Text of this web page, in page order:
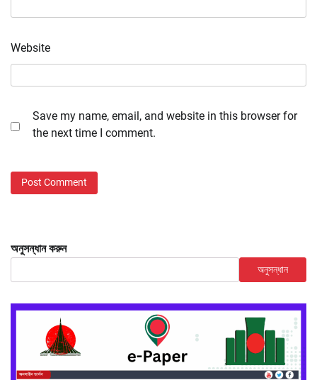
Website
Save my name, email, and website in this browser for
the next time I comment.
অনুসন্ধান করুন
অনুসন্ধান